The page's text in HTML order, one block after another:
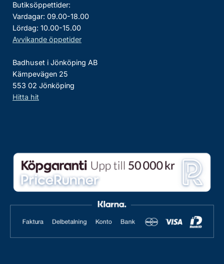
Butiksöppettider:
Vardagar: 09.00-18.00
Lördag: 10.00-15.00
Avvikande öppetider
Badhuset i Jönköping AB
Kämpevägen 25
553 02 Jönköping
Hitta hit